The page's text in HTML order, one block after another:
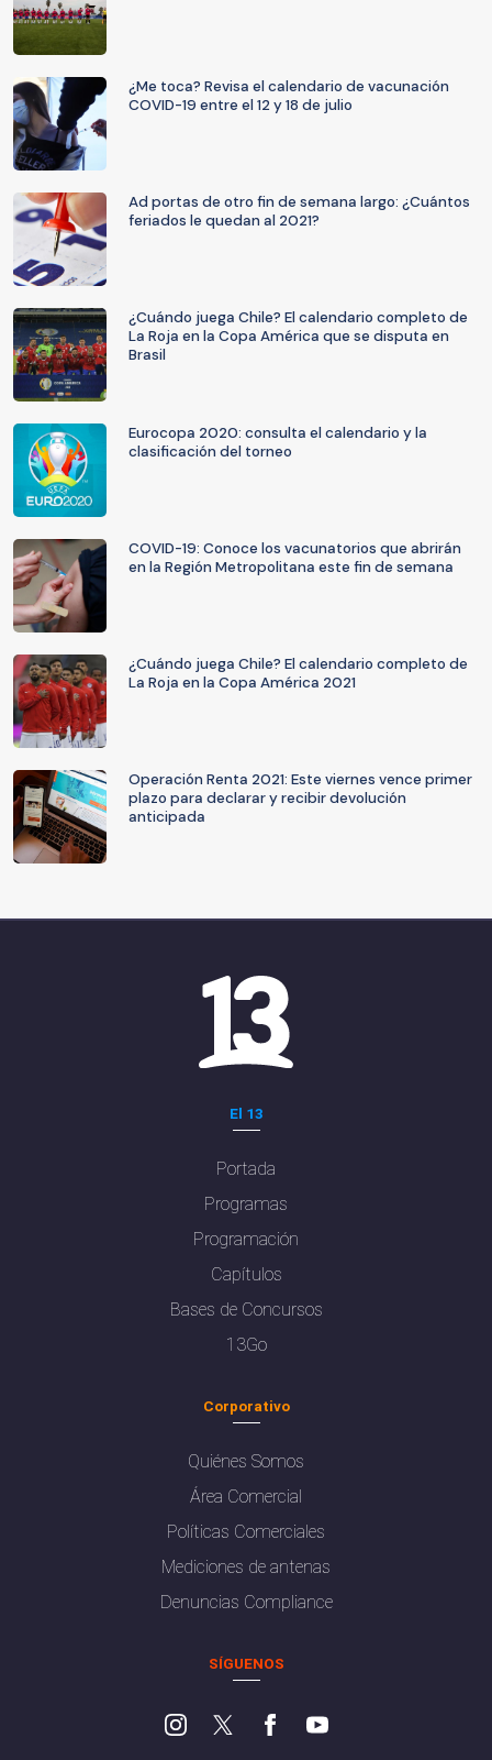
¿Me toca? Revisa el calendario de vacunación
COVID-19 entre el 12 y 18 de julio
Ad portas de otro fin de semana largo: ¿Cuántos
feriados le quedan al 2021?
¿Cuándo juega Chile? El calendario completo de
La Roja en la Copa América que se disputa en
Brasil
Eurocopa 2020: consulta el calendario y la
clasificación del torneo
COVID-19: Conoce los vacunatorios que abrirán
en la Región Metropolitana este fin de semana
¿Cuándo juega Chile? El calendario completo de
La Roja en la Copa América 2021
Operación Renta 2021: Este viernes vence primer
plazo para declarar y recibir devolución
anticipada
El 13
Portada
Programas
Programación
Capítulos
Bases de Concursos
13Go
Corporativo
Quiénes Somos
Área Comercial
Políticas Comerciales
Mediciones de antenas
Denuncias Compliance
SÍGUENOS